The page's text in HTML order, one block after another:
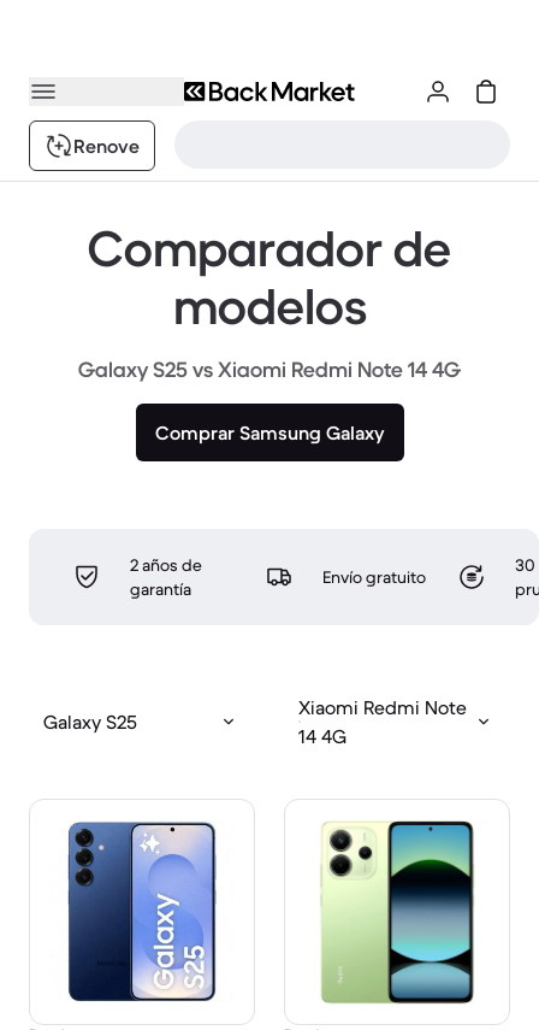
Renove
Comparador de
modelos
Galaxy S25 vs Xiaomi Redmi Note 14 4G
Comprar Samsung Galaxy
2 años de
garantía
Envío gratuito
30
Galaxy S25
Xiaomi Redmi Note
14 4G